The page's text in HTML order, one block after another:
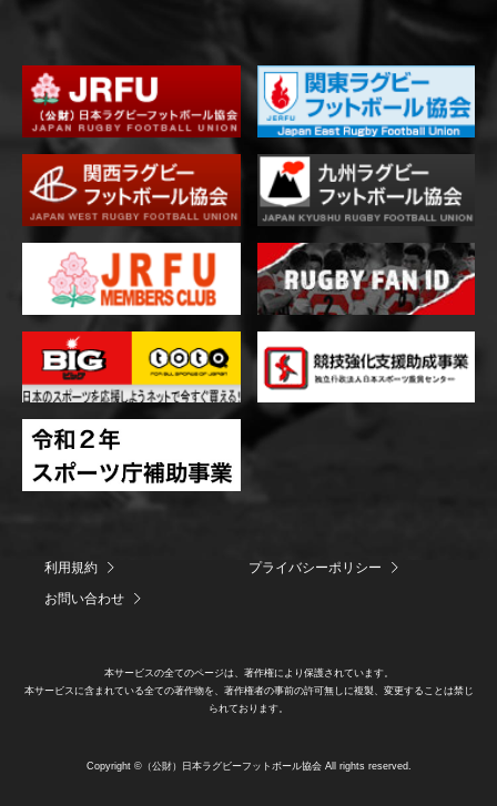
利用規約
プライバシーポリシー
お問い合わせ
本サービスの全てのページは、著作権により保護されています。
本サービスに含まれている全ての著作物を、著作権者の事前の許可無しに複製、変更することは禁じ
られております。
Copyright ©（公財）日本ラグビーフットボール協会 All rights reserved.